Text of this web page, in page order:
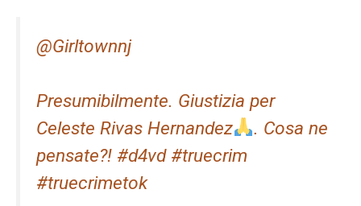
@Girltownnj
Presumibilmente. Giustizia per
Celeste Rivas Hernandez
. Cosa ne
pensate?! #d4vd #truecrim
#truecrimetok